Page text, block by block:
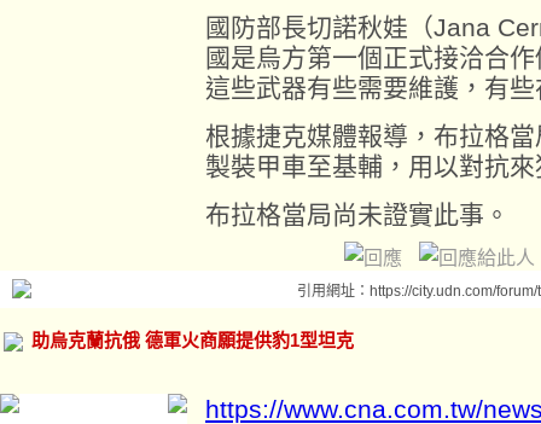
國防部長切諾秋娃（Jana
國是烏方第一個正式接洽合
這些武器有些需要維護，有
根據捷克媒體報導，布拉格
製裝甲車至基輔，用以對抗
布拉格當局尚未證實此事。
引用網址：https://city.udn.com/
助烏克蘭抗俄 德軍火商願提供豹1型坦克
https://www.cna.com.tw/